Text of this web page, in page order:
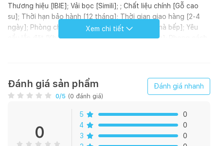
Thương hiệu [IBIE]; Vải bọc [Simili]; ; Chất liệu chính [Gỗ cao
su]; Thời hạn bảo hành [12 tháng]; Thời gian giao hàng [2-4
ngày]; Phòng chính [Phòng ăn]; Phòng khác [Nhà bếp]; Yêu
cầu lắp đặt [Không]; Tình trạng tồn kho [Có sẵn]; Phong cách
Ghế Requin được thiết kế theo phong cách Hàn quốc hiện đại,
phù hợp với nhiều không gian như gia đình, quán cafe hoặc
nhưng mẫu ghế ăn này vẫn mang đến vẻ đẹp sang trọng, tinh
tế cho không gian căn phòng.
Xem chi tiết
Đánh giá sản phẩm
0/5 (0 đánh giá)
Đánh giá nhanh
0
5
0
4
0
3
0